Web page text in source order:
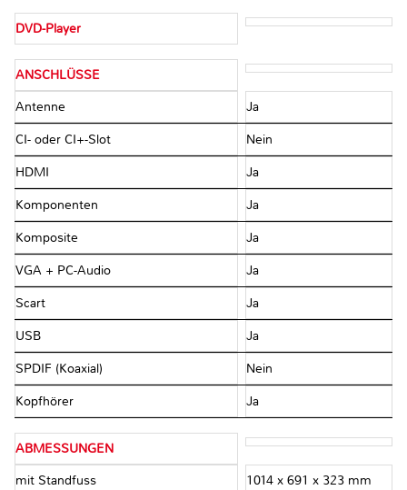
DVD-Player
ANSCHLÜSSE
Antenne Ja
CI- oder CI+-Slot Nein
HDMI Ja
Komponenten Ja
Komposite Ja
VGA + PC-Audio Ja
Scart Ja
USB Ja
SPDIF (Koaxial) Nein
Kopfhörer Ja
ABMESSUNGEN
mit Standfuss 1014 x 691 x 323 mm